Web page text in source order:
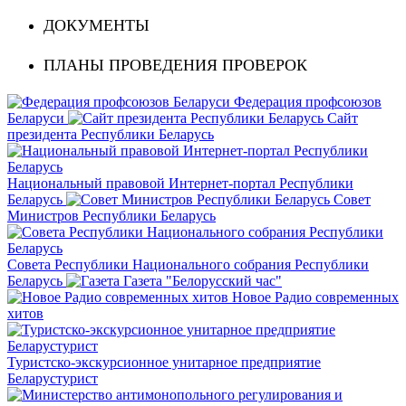
ДОКУМЕНТЫ
ПЛАНЫ ПРОВЕДЕНИЯ ПРОВЕРОК
Федерация профсоюзов
Беларуси
Сайт
президента Республики Беларусь
Национальный правовой Интернет-портал Республики
Беларусь
Совет
Министров Республики Беларусь
Совета Республики Национального собрания Республики
Беларусь
Газета "Белорусский час"
Новое Радио современных
хитов
Туристско-экскурсионное унитарное предприятие
Беларустурист